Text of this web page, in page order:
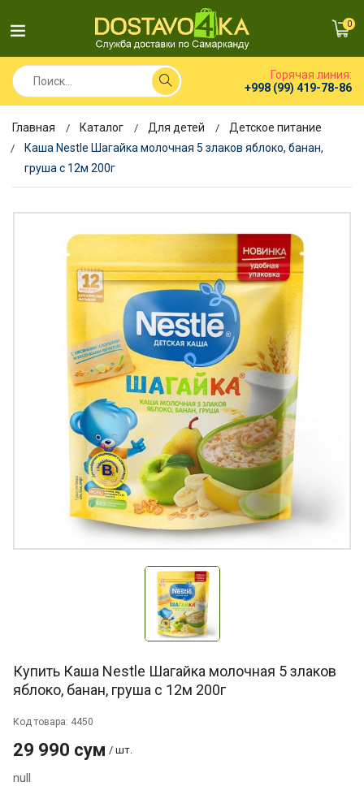
0
Горячая линия:
+998 (99) 419-78-86
Главная Каталог Для детей
Детское питание
Каша Nestle Шагайка молочная 5 злаков яблоко, банан,
груша с 12м 200г
Купить Каша Nestle Шагайка молочная 5 злаков
яблоко, банан, груша с 12м 200г
Код товара: 4450
29 990 сум / шт.
null